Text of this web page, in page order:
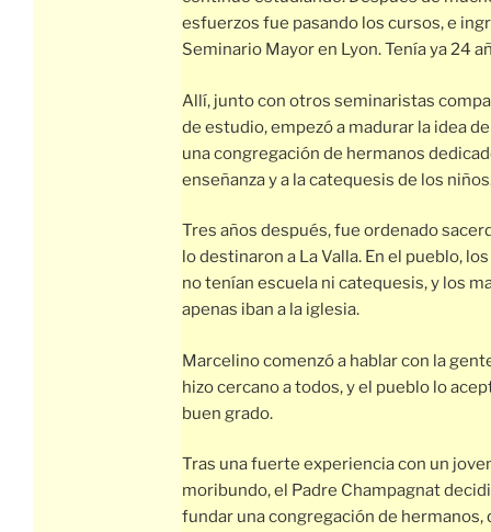
esfuerzos fue pasando los cursos, e
Seminario Mayor en Lyon. Tenía ya 24
Allí, junto con otros seminaristas
de estudio, empezó a madurar la idea
una congregación de hermanos
enseñanza y a la catequesis de los
Tres años después, fue ordenado
lo destinaron a La Valla. En el pueblo,
no tenían escuela ni catequesis, y los
apenas iban a la iglesia.
Marcelino comenzó a hablar con la
hizo cercano a todos, y el pueblo lo
buen grado.
Tras una fuerte experiencia con un
moribundo, el Padre Champagnat
fundar una congregación de hermanos,